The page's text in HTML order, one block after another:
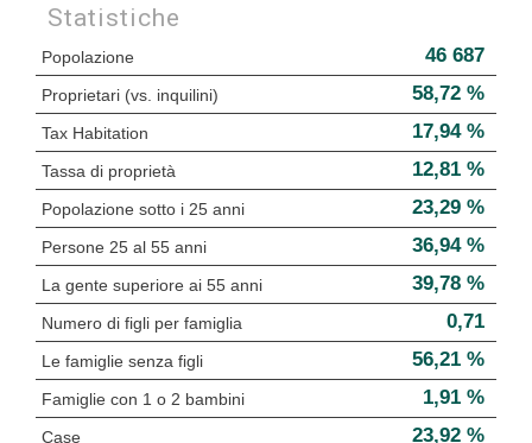
Statistiche
Popolazione 46 687
Proprietari (vs. inquilini) 58,72 %
Tax Habitation 17,94 %
Tassa di proprietà 12,81 %
Popolazione sotto i 25 anni 23,29 %
Persone 25 al 55 anni 36,94 %
La gente superiore ai 55 anni 39,78 %
Numero di figli per famiglia 0,71
Le famiglie senza figli 56,21 %
Famiglie con 1 o 2 bambini 1,91 %
Case 23,92 %